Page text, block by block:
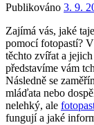
Publikováno 3. 9.
Zajímá vás, jaké
pomocí fotopastí?
těchto zvířat a
představíme vám
Následně se
mláďata nebo
nelehký, ale
fungují a jaké